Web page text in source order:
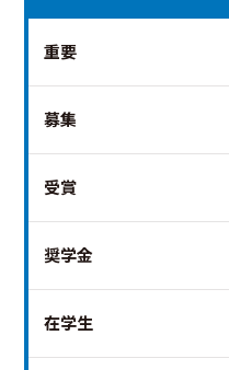
重要
募集
受賞
奨学金
在学生